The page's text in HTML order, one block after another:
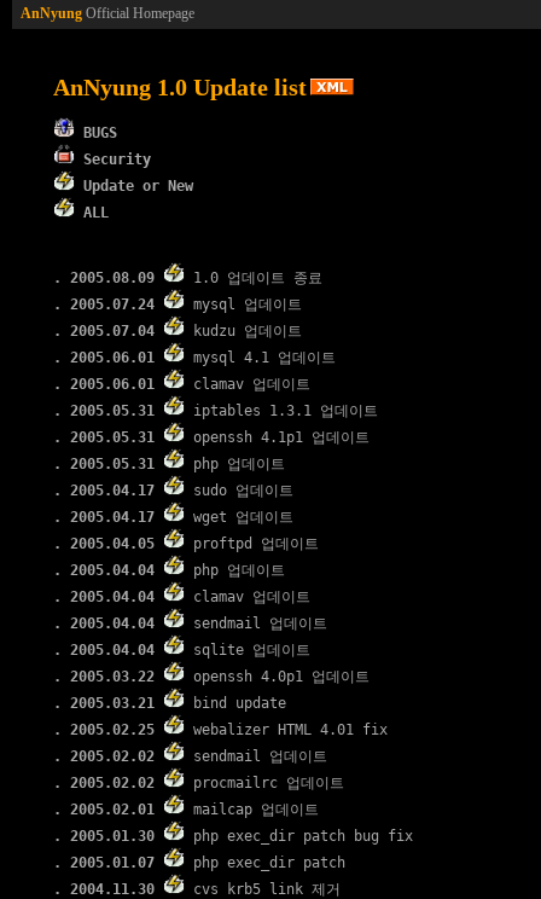
AnNyung Official Homepage
AnNyung 1.0 Update list
BUGS
Security
Update or New
ALL
. 2005.08.09
1.0 업데이트 종료
. 2005.07.24
mysql 업데이트
. 2005.07.04
kudzu 업데이트
. 2005.06.01
mysql 4.1 업데이트
. 2005.06.01
clamav 업데이트
. 2005.05.31
iptables 1.3.1 업데이트
. 2005.05.31
openssh 4.1p1 업데이트
. 2005.05.31
php 업데이트
. 2005.04.17
sudo 업데이트
. 2005.04.17
wget 업데이트
. 2005.04.05
proftpd 업데이트
. 2005.04.04
php 업데이트
. 2005.04.04
clamav 업데이트
. 2005.04.04
sendmail 업데이트
. 2005.04.04
sqlite 업데이트
. 2005.03.22
openssh 4.0p1 업데이트
. 2005.03.21
bind update
. 2005.02.25
webalizer HTML 4.01 fix
. 2005.02.02
sendmail 업데이트
. 2005.02.02
procmailrc 업데이트
. 2005.02.01
mailcap 업데이트
. 2005.01.30
php exec_dir patch bug fix
. 2005.01.07
php exec_dir patch
. 2004.11.30
cvs krb5 link 제거